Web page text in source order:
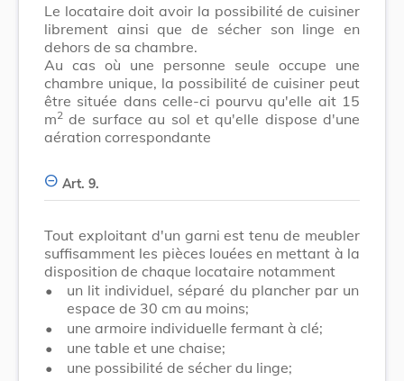
Le locataire doit avoir la possibilité de cuisiner
librement ainsi que de sécher son linge en
dehors de sa chambre.
Au cas où une personne seule occupe une
chambre unique, la possibilité de cuisiner peut
être située dans celle-ci pourvu qu'elle ait 15
m2 de surface au sol et qu'elle dispose d'une
aération correspondante
Art. 9.
Tout exploitant d'un garni est tenu de meubler
suffisamment les pièces louées en mettant à la
disposition de chaque locataire notamment
•
un lit individuel, séparé du plancher par un
espace de 30 cm au moins;
•
une armoire individuelle fermant à clé;
•
une table et une chaise;
•
une possibilité de sécher du linge;